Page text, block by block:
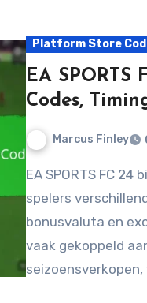
Platform Store
EA SPORTS
Codes,
Marcus Finley
EA SPORTS FC 24 biedt spannende promotiecodes die
spelers
bonusvaluta en
vaak gekoppeld